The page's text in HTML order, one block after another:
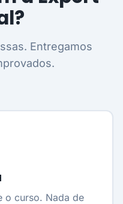
Entregamos
o curso. Nada de